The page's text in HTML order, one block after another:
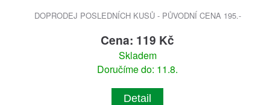
DOPRODEJ POSLEDNÍCH KUSŮ - PŮVODNÍ CENA 195.-
Cena: 119 Kč
Skladem
Doručíme do: 11.8.
Detail